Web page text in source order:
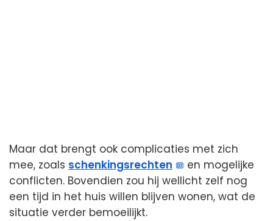
Maar dat brengt ook complicaties met zich
mee, zoals schenkingsrechten
en mogelijke
conflicten. Bovendien zou hij wellicht zelf nog
een tijd in het huis willen blijven wonen, wat de
situatie verder bemoeilijkt.